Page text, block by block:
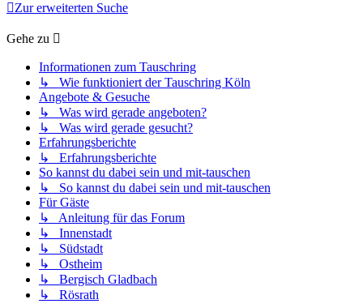
Zur erweiterten Suche
Gehe zu
Informationen zum Tauschring
↳ Wie funktioniert der Tauschring Köln
Angebote & Gesuche
↳ Was wird gerade angeboten?
↳ Was wird gerade gesucht?
Erfahrungsberichte
↳ Erfahrungsberichte
So kannst du dabei sein und mit-tauschen
↳ So kannst du dabei sein und mit-tauschen
Für Gäste
↳ Anleitung für das Forum
↳ Innenstadt
↳ Südstadt
↳ Ostheim
↳ Bergisch Gladbach
↳ Rösrath